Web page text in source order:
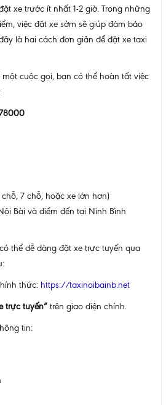
xe trước ít nhất 1-2 giờ. Trong những
việc đặt xe sớm sẽ giúp đảm bảo
là hai cách đơn giản để đặt xe taxi
một cuộc gọi, bạn có thể hoàn tất việc
7 chỗ, hoặc xe lớn hơn)
Bài và điểm đến tại Ninh Bình
thể dễ dàng đặt xe trực tuyến qua
thức: https://taxinoibainb.net
trực tuyến” trên giao diện chính.
tin: